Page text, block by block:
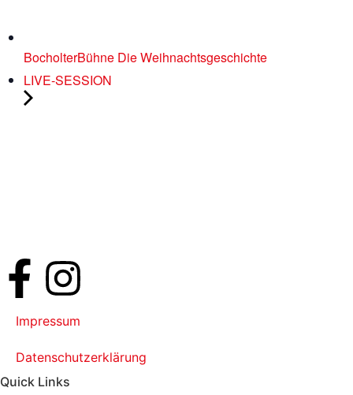
BocholterBühne Die Weihnachtsgeschichte
LIVE-SESSION
Impressum
Datenschutzerklärung
Quick Links